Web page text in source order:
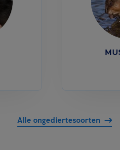
Alle ongediertesoorten